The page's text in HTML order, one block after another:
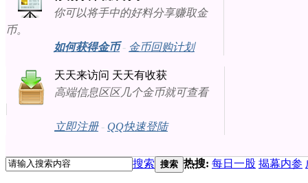
你可以将手中的好料分享赚取金
币。
如何获得金币- 金币回购计划
天天来访问 天天有收获
高端信息区区几个金币就可查看
立即注册- QQ快速登陆
搜索 搜索 热搜: 每日一股 揭幕内参